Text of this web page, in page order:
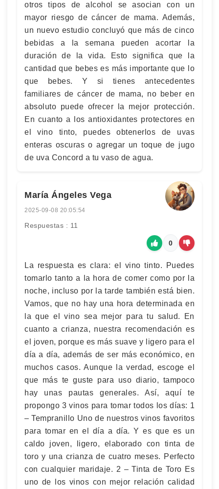
otros tipos de alcohol se asocian con un
mayor riesgo de cáncer de mama. Además,
un nuevo estudio concluyó que más de cinco
bebidas a la semana pueden acortar la
duración de la vida. Esto significa que la
cantidad que bebes es más importante que lo
que bebes. Y si tienes antecedentes
familiares de cáncer de mama, no beber en
absoluto puede ofrecer la mejor protección.
En cuanto a los antioxidantes protectores en
el vino tinto, puedes obtenerlos de uvas
enteras oscuras o agregar un toque de jugo
de uva Concord a tu vaso de agua.
María Ángeles Vega
2025-09-08 20:05:54
Respuestas : 11
0
La respuesta es clara: el vino tinto. Puedes
tomarlo tanto a la hora de comer como por la
noche, incluso por la tarde también está bien.
Vamos, que no hay una hora determinada en
la que el vino sea mejor para tu salud. En
cuanto a crianza, nuestra recomendación es
el joven, porque es más suave y ligero para el
día a día, además de ser más económico, en
muchos casos. Aunque la verdad, escoge el
que más te guste para uso diario, tampoco
hay unas pautas generales. Así, aquí te
propongo 3 vinos para tomar todos los días: 1
– Tempranillo Uno de nuestros vinos favoritos
para tomar en el día a día. Y es que es un
caldo joven, ligero, elaborado con tinta de
toro y una crianza de cuatro meses. Perfecto
con cualquier maridaje. 2 – Tinta de Toro Es
uno de los vinos con mejor relación calidad